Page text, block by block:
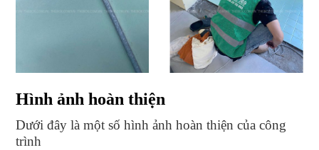
Hình ảnh hoàn thiện
Dưới đây là một số hình ảnh hoàn thiện của công
trình